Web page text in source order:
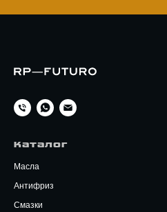
Каталог
Масла
Антифриз
Смазки